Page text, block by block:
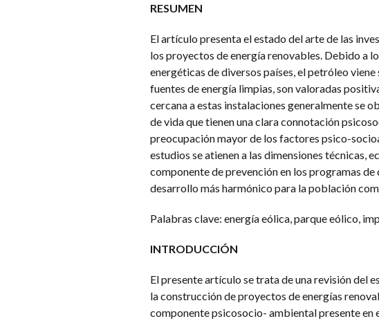
RESUMEN
El artículo presenta el estado del arte de las
los proyectos de energía renovables. Debido a
energéticas de diversos países, el petróleo
fuentes de energía limpias, son valoradas
cercana a estas instalaciones generalmente se
de vida que tienen una clara connotación
preocupación mayor de los factores psico-
estudios se atienen a las dimensiones técnicas,
componente de prevención en los programas
desarrollo más harmónico para la población
Palabras clave: energía eólica, parque eólico,
INTRODUCCIÓN
El presente artículo se trata de una revisión del
la construcción de proyectos de energías
componente psicosocio- ambiental presente